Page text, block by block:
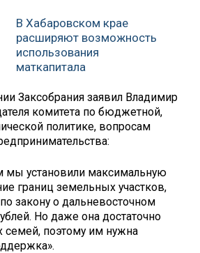
В Хабаровском крае
расширяют возможность
использования
маткапитала
Заксобрания заявил Владимир
комитета по бюджетной,
политике, вопросам
мы установили максимальную
границ земельных участков,
закону о дальневосточном
Но даже она достаточно
семей, поэтому им нужна